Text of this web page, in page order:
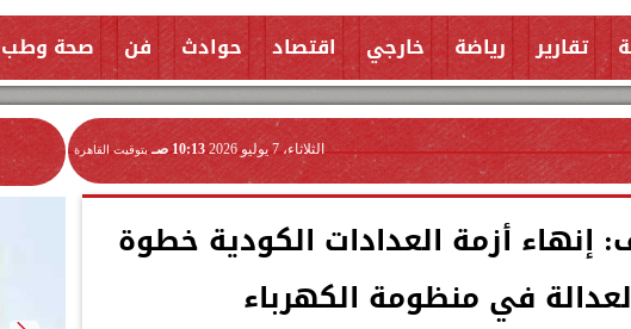
تقارير رياضة خارجي اقتصاد حوادث فن صحة وطب
الثلاثاء، 7 يوليو 2026 10:13 صـ بتوقيت القاهرة
إنهاء أزمة العدادات الكودية خطوة
في منظومة الكهرباء